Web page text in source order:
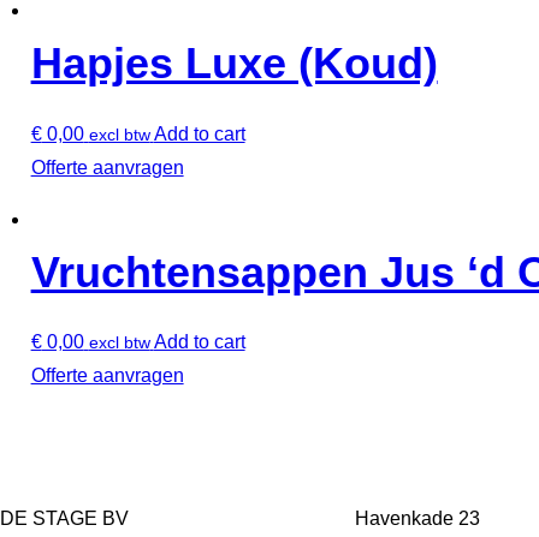
Hapjes Luxe (Koud)
€0,00 excl btw Add to cart
Offerte aanvragen
Vruchtensappen Jus ‘d
€0,00 excl btw Add to cart
Offerte aanvragen
DE STAGE BV
Havenkade 23